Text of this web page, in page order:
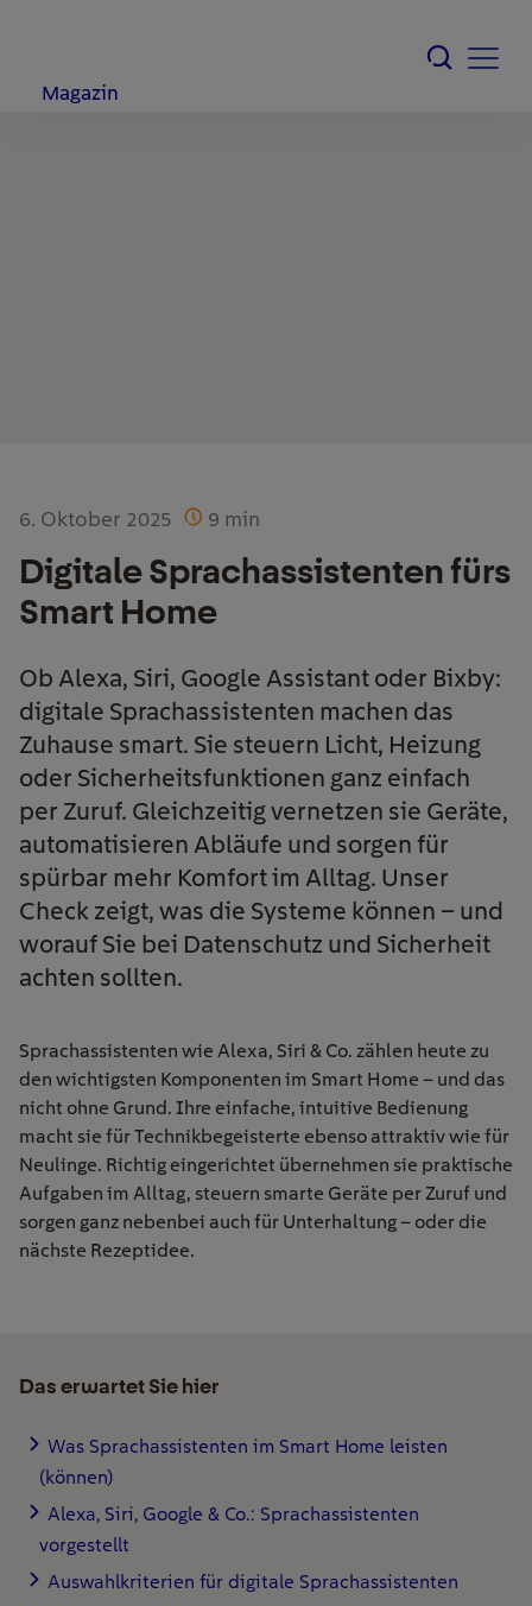
Magazin
6. Oktober 2025 9 min
Digitale Sprachassistenten fürs
Smart Home
Ob Alexa, Siri, Google Assistant oder Bixby:
digitale Sprachassistenten machen das
Zuhause smart. Sie steuern Licht, Heizung
oder Sicherheitsfunktionen ganz einfach
per Zuruf. Gleichzeitig vernetzen sie Geräte,
automatisieren Abläufe und sorgen für
spürbar mehr Komfort im Alltag. Unser
Check zeigt, was die Systeme können – und
worauf Sie bei Datenschutz und Sicherheit
achten sollten.
Sprachassistenten wie Alexa, Siri & Co. zählen heute zu
den wichtigsten Komponenten im Smart Home – und das
nicht ohne Grund. Ihre einfache, intuitive Bedienung
macht sie für Technikbegeisterte ebenso attraktiv wie für
Neulinge. Richtig eingerichtet übernehmen sie praktische
Aufgaben im Alltag, steuern smarte Geräte per Zuruf und
sorgen ganz nebenbei auch für Unterhaltung– oder die
nächste Rezeptidee.
Das erwartet Sie hier
Was Sprachassistenten im Smart Home leisten
(können)
Alexa, Siri, Google & Co.: Sprachassistenten
vorgestellt
Auswahlkriterien für digitale Sprachassistenten